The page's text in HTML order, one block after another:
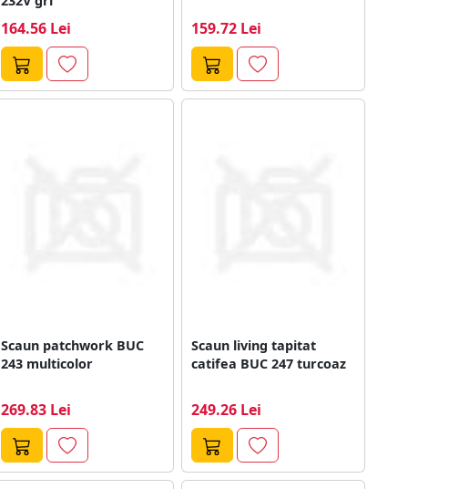
164.56 Lei 159.72 Lei
Scaun patchwork BUC
243 multicolor
269.83 Lei
Scaun living tapitat
catifea BUC 247 turcoaz
249.26 Lei